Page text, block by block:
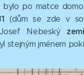
bylo po matce
(dům se zde v
Nebeský
stejným jménem